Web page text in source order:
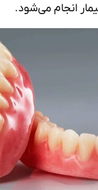
انجام می‌شود.